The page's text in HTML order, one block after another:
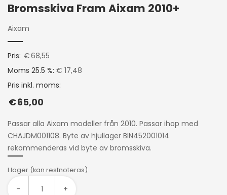
Bromsskiva Fram Aixam 2010+
Aixam
Pris: €68,55
Moms 25.5 %: € 17,48
Pris inkl. moms:
€65,00
Passar alla Aixam modeller från 2010. Passar ihop med
CHAJDM001108. Byte av hjullager BIN452001014
rekommenderas vid byte av bromsskiva.
I lager (kan restnoteras)
- +